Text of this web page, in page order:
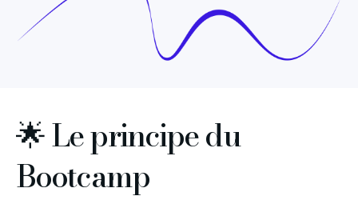
🌟 Le principe du
Bootcamp